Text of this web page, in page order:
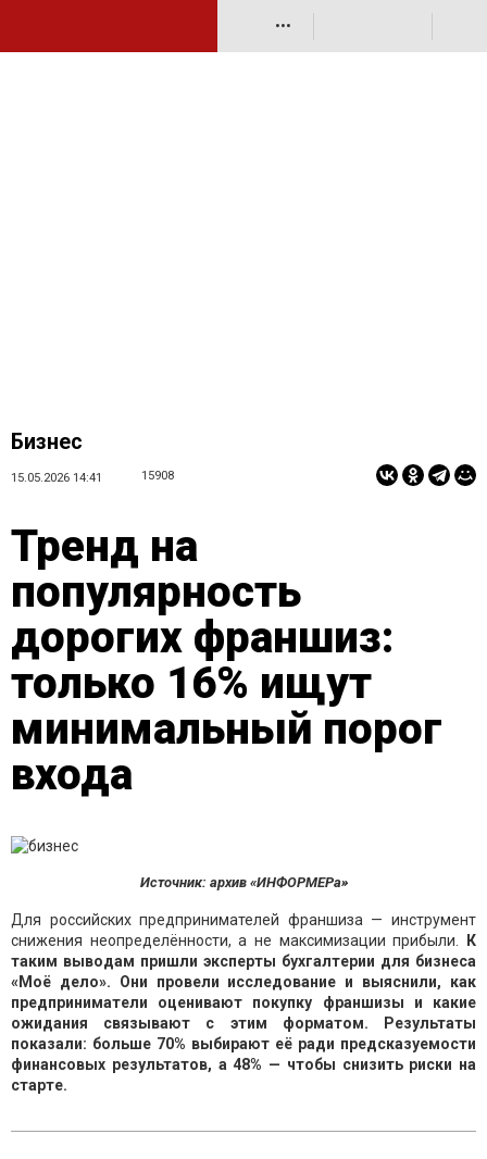
•••
Бизнес
15.05.2026 14:41 15908
Тренд на
популярность
дорогих франшиз:
только 16% ищут
минимальный порог
входа
Источник: архив «ИНФОРМЕРа»
Для российских предпринимателей франшиза — инструмент
снижения неопределённости, а не максимизации прибыли.
К
таким выводам пришли эксперты бухгалтерии для бизнеса
«Моё дело». Они провели исследование и выяснили, как
предприниматели оценивают покупку франшизы и какие
ожидания связывают с этим форматом. Результаты
показали: больше 70% выбирают её ради предсказуемости
финансовых результатов, а 48% — чтобы снизить риски на
старте.